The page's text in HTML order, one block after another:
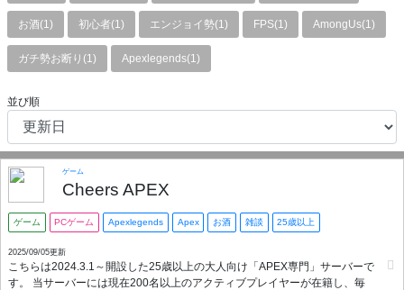
お酒(1) 初心者(1) エンジョイ勢(1) FPS(1) AmongUs(1)
ガチ勢お断り(1) Apexlegends(1)
並び順
ゲーム
Cheers APEX
ゲーム PCゲーム Apexlegends Apex お酒 雑談 25歳以上
2025/09/05更新
こちらは2024.3.1～開設した25歳以上の大人向け「APEX専門」サーバーで
す。 当サーバーには現在200名以上のアクティブプレイヤーが在籍し、毎